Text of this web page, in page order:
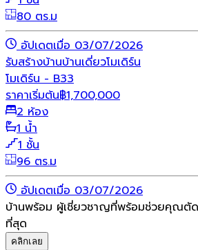
80 ตร.ม
อัปเดตเมื่อ 03/07/2026
รับสร้างบ้านบ้านเดี่ยวโมเดิร์น
โมเดิร์น - B33
ราคาเริ่มต้น฿1,700,000
2 ห้อง
1 น้ำ
1 ชั้น
96 ตร.ม
อัปเดตเมื่อ 03/07/2026
บ้านพร้อม ผู้เชี่ยวชาญที่พร้อมช่วยคุณตัด
ที่สุด
คลิกเลย